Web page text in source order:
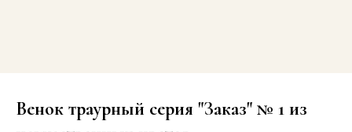
Венок траурный серия "Заказ" № 1 из